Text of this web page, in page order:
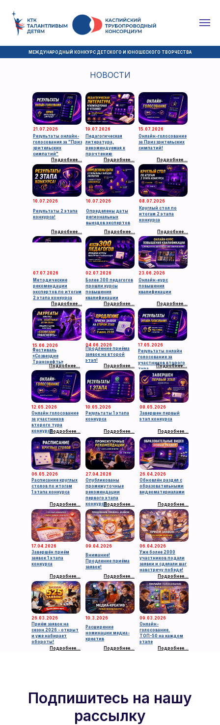
МЕЖДУНАРОДНЫЙ КОНКУРС ДЕТСКОГО И ЮНОШЕСКОГО ТВОРЧЕСТВА
НОВОСТИ
21.07.2026
Подробнее...
Результаты онлайн-
голосования за "Приз
зрительских
симпатий"
15.07.2026
Подробнее...
Онлайн-голосование
за Приз зрительских
симпатий!
19.07.2026
Подробнее...
Педагогическая
литература,
рекомендуемая к
прочтению
10.07.2026
Подробнее...
Результаты 2 этапа
конкурса!
08.07.2026
Подробнее...
Круглый стол по
итогам 2 этапа
конкурса
10.07.2026
Подробнее...
Определены даты
региональных
выездов экспертов
Методические
рекомендации
экспертов по итогам
2 этапа конкурса
Подробнее...
07.07.2026
Онлайн-курс
повышения
квалификации
Подробнее...
23.06.2026
Более 300 педагогов
прошли курсы
повышения
квалификации
Подробнее...
02.07.2026
Фестиваль
«Созвездие
Транснефть»
Подробнее...
15.06.2026
Продление приёма
заявок на второй
этап!
Подробнее...
04.06.2026
Результаты онлайн
голосование за
участников второго
тура
Подробнее...
17.05.2026
Результаты 1 этапа
конкурса
Подробнее...
10.05.2026
Завершен первый
этап конкурса
Подробнее...
08.05.2026
Онлайн голосование
за участников
второго тура
конкурсаПодробнее...
12.05.2026
Обновлён раздел с
образовательными
видеоматериалами
Подробнее...
26.04.2026
Опубликованы
промежуточные
рекомендации
первого этапа
конкурсаПодробнее...
27.04.2026
Расписание круглых
столов по итогам
1 этапа конкурса
Подробнее...
06.05.2026
Уже более 2000
участников подали
заявки и сделали шаг
навстречу победе!
Подробнее...
06.04.2026
Внимание!
Продление приёма
заявок!
Подробнее...
09.04.2026
Завершён приём
заявок 1 этапа
конкурса
Подробнее...
17.04.2026
Онлайн-
голосование.
ТОП-50 на каждом
этапе
Подробнее...
09.03.2026
Расширение
номинации медиа-
креатив
Подробнее...
10.3.2026
Приём заявок на
сезон 2026 - открыт
и уже набирает
обороты!
Подробнее...
26.03.2026
Подпишитесь на нашу
рассылку